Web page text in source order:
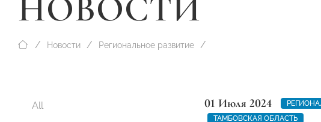
НОВОСТИ
Новости Региональное развитие
All
01 Июля 2024
ТАМБОВСКАЯ ОБЛАСТЬ